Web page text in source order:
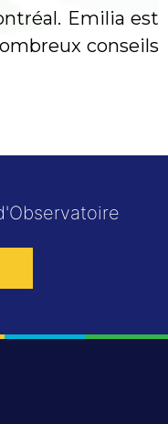
Emilia est
conseils